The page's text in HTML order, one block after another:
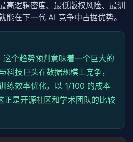
逻辑密度、最低版权风险、最训
能在下一代 AI 竞争中占据优势。
个趋势预判意味着一个巨大的
技巨头在数据规模上竞争，
练效率优化，以 1/100 的成本
正是开源社区和学术团队的比较